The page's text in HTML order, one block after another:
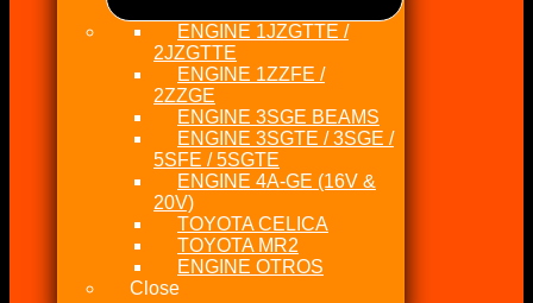
ENGINE 1JZGTTE /
2JZGTTE
ENGINE 1ZZFE /
2ZZGE
ENGINE 3SGE BEAMS
ENGINE 3SGTE / 3SGE /
5SFE / 5SGTE
ENGINE 4A-GE (16V &
20V)
TOYOTA CELICA
TOYOTA MR2
ENGINE OTROS
Close